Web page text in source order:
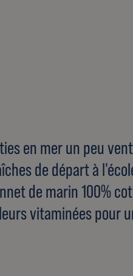
en mer un peu
de départ à
de marin 100%
vitaminées pour